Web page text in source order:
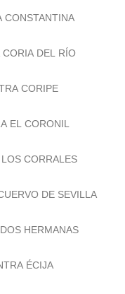
CONSTANTINA
DEL RÍO
CORIPE
EL CORONIL
CORRALES
DE SEVILLA
HERMANAS
ÉCIJA